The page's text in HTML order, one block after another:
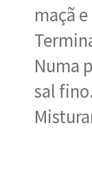
maçã
Numa
sal